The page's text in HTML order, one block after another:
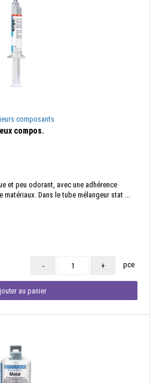
composants
compos.
et peu odorant, avec une adhérence
Dans le tube mélangeur stat ...
- + pce
au panier